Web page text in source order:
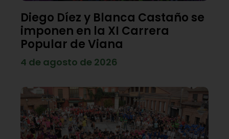
Diego Díez y Blanca Castaño se
imponen en la XI Carrera
Popular de Viana
4 de agosto de 2026